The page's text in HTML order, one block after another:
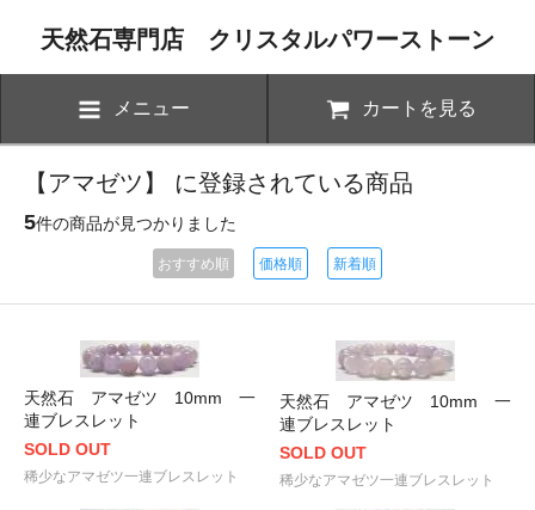
天然石専門店 クリスタルパワーストーン
メニュー カートを見る
【アマゼツ】 に登録されている商品
5件の商品が見つかりました
おすすめ順 価格順 新着順
天然石 アマゼツ 10mm 一
連ブレスレット
SOLD OUT
稀少なアマゼツ一連ブレスレット
天然石 アマゼツ 10mm 一
連ブレスレット
SOLD OUT
稀少なアマゼツ一連ブレスレット